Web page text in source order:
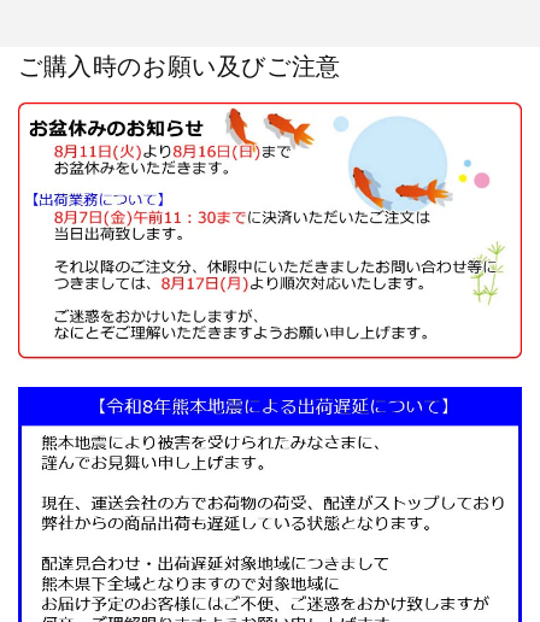
ご購入時のお願い及びご注意